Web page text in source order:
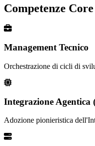
Competenze Core
Management Tecnico
Orchestrazione di cicli di
Integrazione Agentica
Adozione pionieristica